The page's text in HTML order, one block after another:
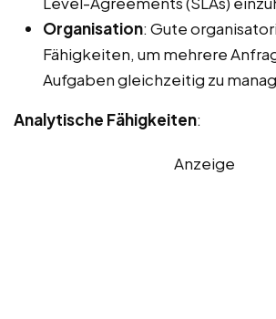
Organisation: Gute
Fähigkeiten, um mehrere
Aufgaben gleichzeitig zu
Analytische Fähigkeiten:
Anzeige